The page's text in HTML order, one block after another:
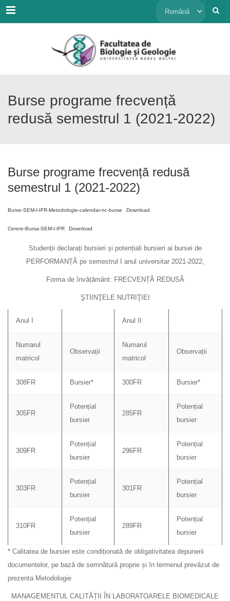
Menu Alege
limbă
Burse programe frecvență
redusă semestrul 1 (2021-2022)
Burse programe frecvență redusă
semestrul 1 (2021-2022)
Burse-SEM-I-IFR-Metodologie-calendar-nr.-burse Download
Cerere-Bursa-SEM-I-IFR Download
Studenții declarați bursieri și potențiali bursieri ai bursei de
PERFORMANȚĂ pe semestrul I anul universitar 2021-2022,
Forma de învățământ: FRECVENȚĂ REDUSĂ
ŞTIINŢELE NUTRIŢIEI
Anul I Anul II
Numarul
matricol
Observații
Numarul
matricol
Observații
308FR Bursier* 300FR Bursier*
305FR
Potențial
bursier
285FR
Potențial
bursier
309FR
Potențial
bursier
296FR
Potențial
bursier
303FR
Potențial
bursier
301FR
Potențial
bursier
310FR
Potențial
bursier
289FR
Potențial
bursier
* Calitatea de bursier este condiționată de obligativitatea depunerii
documentelor, pe bază de semnătură proprie și în termenul prevăzut de
prezenta Metodologie
MANAGEMENTUL CALITĂȚII ÎN LABORATOARELE BIOMEDICALE